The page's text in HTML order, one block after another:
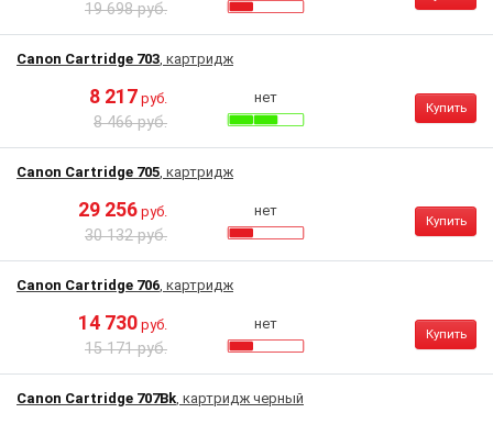
19 698 руб.
Canon Cartridge 703, картридж
8 217 руб.
8 466 руб.
нет
Купить
Canon Cartridge 705, картридж
29 256 руб.
30 132 руб.
нет
Купить
Canon Cartridge 706, картридж
14 730 руб.
15 171 руб.
нет
Купить
Canon Cartridge 707Bk, картридж черный